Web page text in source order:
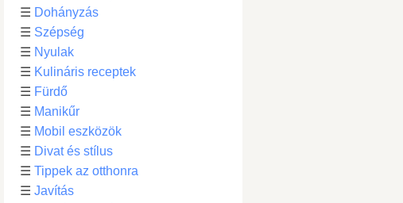
☰ Dohányzás
☰ Szépség
☰ Nyulak
☰ Kulináris receptek
☰ Fürdő
☰ Manikűr
☰ Mobil eszközök
☰ Divat és stílus
☰ Tippek az otthonra
☰ Javítás